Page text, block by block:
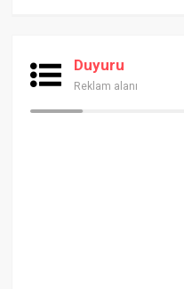
Duyuru
Reklam alanı